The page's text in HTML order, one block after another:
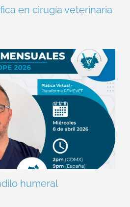
en cirugía veterinaria
humeral